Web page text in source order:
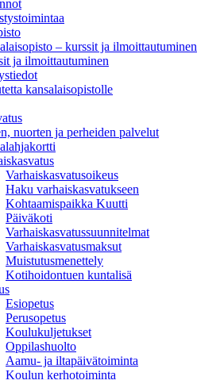
– kurssit ja ilmoittautuminen
ja ilmoittautuminen
kansalaisopistolle
nuorten ja perheiden palvelut
Varhaiskasvatusoikeus
Haku varhaiskasvatukseen
Kohtaamispaikka Kuutti
Päiväkoti
Varhaiskasvatussuunnitelmat
Varhaiskasvatusmaksut
Muistutusmenettely
Kotihoidontuen kuntalisä
Esiopetus
Perusopetus
Koulukuljetukset
Oppilashuolto
Aamu- ja iltapäivätoiminta
Koulun kerhotoiminta